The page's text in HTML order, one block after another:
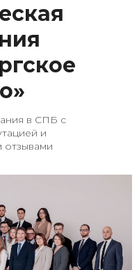
в СПБ с
и
отзывами